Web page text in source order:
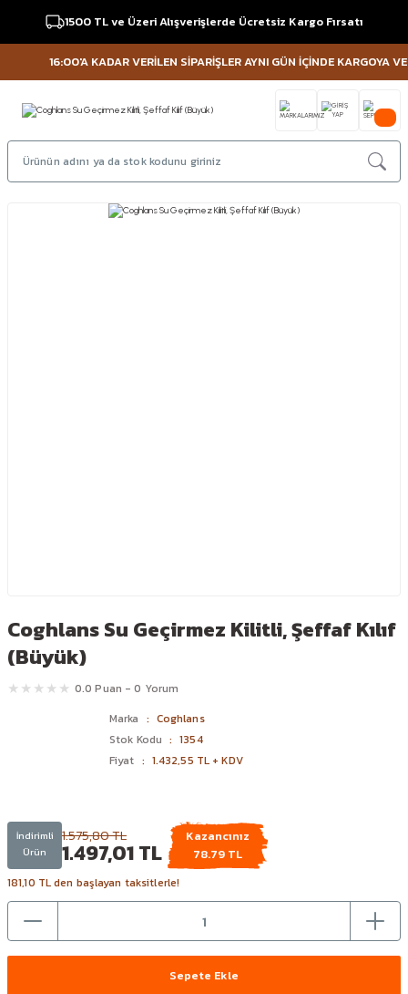
1500 TL ve Üzeri Alışverişlerde Ücretsiz Kargo Fırsatı
16:00'A KADAR VERİLEN SİPARİŞLER AYNI GÜN İÇİNDE KARGOYA
Coghlans Su Geçirmez Kilitli, Şeffaf Kılıf
(Büyük)
0.0 Puan - 0 Yorum
Marka
Coghlans
Stok Kodu
1354
Fiyat
1.432,55 TL + KDV
İndirimli
Ürün
1.575,80 TL
1.497,01 TL
Kazancınız
78.79 TL
181,10 TL den başlayan taksitlerle!
Sepete Ekle